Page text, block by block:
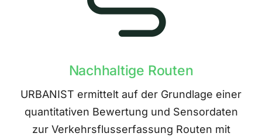
Nachhaltige Routen
URBANIST ermittelt auf der Grundlage einer
quantitativen Bewertung und Sensordaten
zur Verkehrsflusserfassung Routen mit